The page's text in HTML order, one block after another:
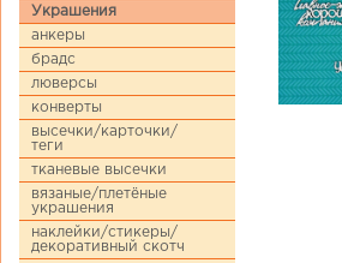
Украшения
анкеры
брадс
люверсы
конверты
высечки/карточки/
теги
тканевые высечки
вязаные/плетёные
украшения
наклейки/стикеры/
декоративный скотч